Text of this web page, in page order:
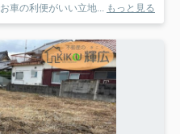
車の利便がいい立地...
もっと見る